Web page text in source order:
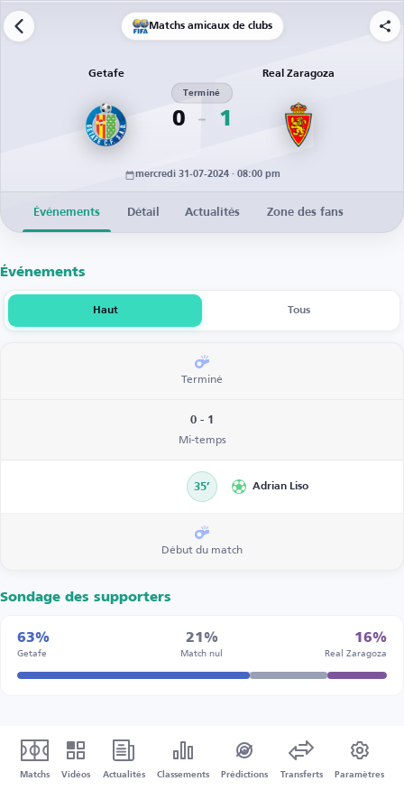
Matchs amicaux de clubs
Getafe
0
Terminé
1
Real Zaragoza
mercredi 31-07-2024 · 08:00 pm
Événements Détail Actualités Zone des fans
Événements
Haut Tous
Terminé
0 - 1
Mi-temps
35’ Adrian Liso
Début du match
Sondage des supporters
63%
Getafe
21%
Match nul
16%
Real Zaragoza
Matchs Vidéos Actualités Classements Prédictions Transferts Paramètres